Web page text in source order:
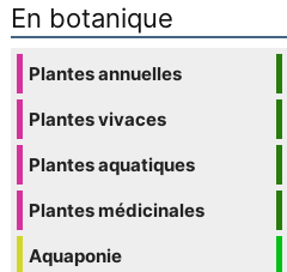
En botanique
Plantes annuelles
Plantes vivaces
Plantes aquatiques
Plantes médicinales
Aquaponie